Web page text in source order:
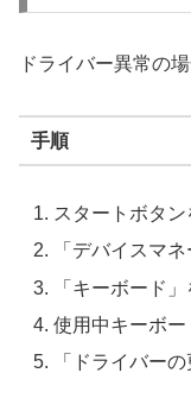
ドライバー異常の
手順
スタートボタ
「デバイスマ
「キーボード
使用中キーボー
「ドライバー